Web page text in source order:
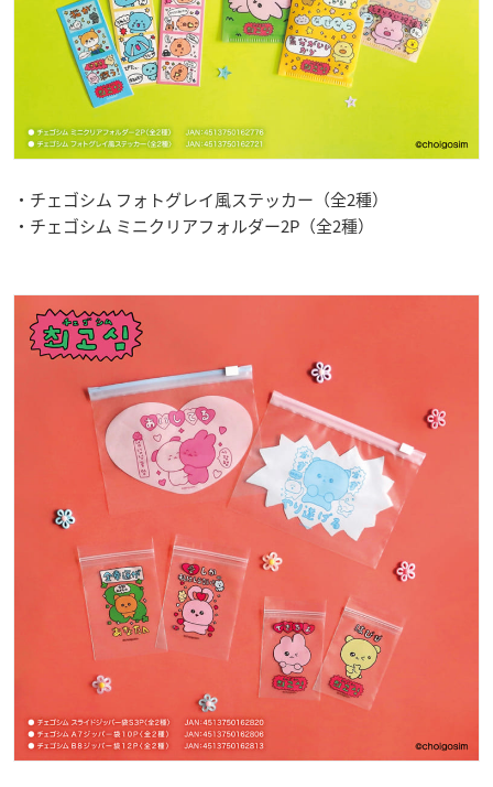
・チェゴシム フォトグレイ風ステッカー（全2種）
・チェゴシム ミニクリアフォルダー2P（全2種）